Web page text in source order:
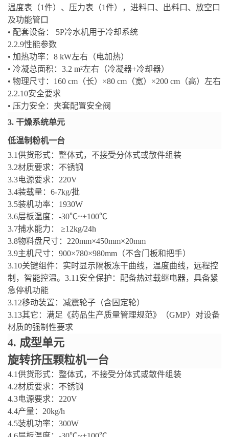
温度表（1件）、压力表（1件），进料口、出料口、放空口
及功能管口
• 配套设备： 5P冷水机用于冷却系统
2.2.9性能参数
• 加热功率： 8 kW左右（电加热）
• 冷凝总面积： 3.2 m²左右（冷凝器+冷却器）
• 物理尺寸： 160 cm （长） ×80 cm （宽） ×200 cm （高）左右
2.2.10安全要求
• 压力安全：夹套配置安全阀
3. 干燥系统单元
低温制粉机一台
3.1供货形式：整体式，不接受分体式或散件组装
3.2材质要求：不锈钢
3.3电源要求： 220V
3.4装载量： 6-7kg/批
3.5装机功率： 1930W
3.6层板温度： -30℃~+100℃
3.7捕水能力：
≥12kg/24h
3.8物料盘尺寸： 220mm×450mm×20mm
3.9主机尺寸： 900×780×980mm （不含门板和把手）
3.10关键组件： 实时显示隔板冻干曲线，温度曲线，远程控
制，智能控温。 3.11 安全保护：配备热过载继电器，具备紧
急停机功能
3.12移动装置：减震轮子（含固定轮）
3.13其它： 满足《药品生产质量管理规范》（GMP）对设备
材质的强制性要求
4. 成型单元
旋转挤压颗粒机一台
4.1供货形式：整体式，不接受分体式或散件组装
4.2材质要求：不锈钢
4.3电源要求： 220V
4.4产量 ： 20kg/h
4.5装机功率： 300W